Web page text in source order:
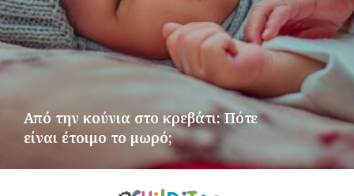
Από την κούνια στο κρεβάτι: Πότε
είναι έτοιμο το μωρό;